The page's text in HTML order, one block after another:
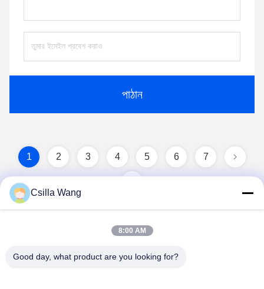
পাঠান
1 2 3 4 5 6 7
Csilla Wang
8:00 AM
Good day, what product are you looking for?